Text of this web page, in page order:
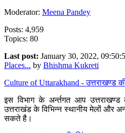
Moderator: Meena Pandey
Posts: 4,959
Topics: 80
Last post: January 30, 2022,
Places... by Bhishma Kukreti
Culture of Uttarakhand - उत्तराखण्ड
इस विभाग के अर्न्तगत आप उत्तराखण्ड
उत्तराखंड के विभिन्न स्थानीय मेलों और
सकते है।